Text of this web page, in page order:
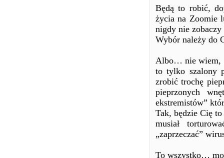
Będą to robić,
życia na Zoomie
nigdy nie
Wybór należy do
Albo… nie wiem,
to tylko szalony
zrobić trochę
pieprzonych
ekstremistów”
Tak, będzie Cię
musiał
„zaprzeczać”
To wszystko…